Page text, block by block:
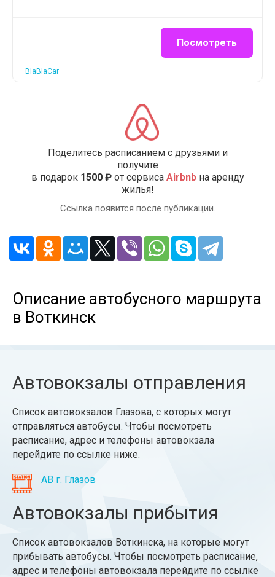
Посмотреть
BlaBlaCar
Поделитесь расписанием с друзьями и
получите
в подарок 1500 ₽от сервиса Airbnbна аренду
жилья!
Ссылка появится после публикации.
Описание автобусного маршрута
в Воткинск
Автовокзалы отправления
Список автовокзалов Глазова, с которых могут
отправляться автобусы. Чтобы посмотреть
расписание, адрес и телефоны автовокзала
перейдите по ссылке ниже.
АВ г. Глазов
Автовокзалы прибытия
Список автовокзалов Воткинска, на которые могут
прибывать автобусы. Чтобы посмотреть расписание,
адрес и телефоны автовокзала перейдите по ссылке